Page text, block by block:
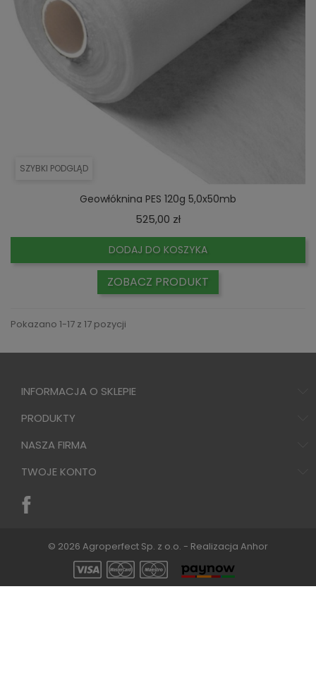
SZYBKI PODGLĄD
Geowłóknina PES 120g 5,0x50mb
525,00 złCena
DODAJ DO KOSZYKA
ZOBACZ PRODUKT
Pokazano 1-17 z 17 pozycji
INFORMACJA O SKLEPIE
PRODUKTY
NASZA FIRMA
TWOJE KONTO
© 2026 Agroperfect Sp. z o.o. - Realizacja Anhor